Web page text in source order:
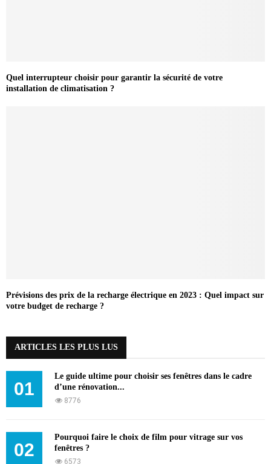
Quel interrupteur choisir pour garantir la sécurité de votre
installation de climatisation ?
Prévisions des prix de la recharge électrique en 2023 : Quel impact sur
votre budget de recharge ?
ARTICLES LES PLUS LUS
01
Le guide ultime pour choisir ses fenêtres dans le cadre
d’une rénovation...
8776
02
Pourquoi faire le choix de film pour vitrage sur vos
fenêtres ?
6573